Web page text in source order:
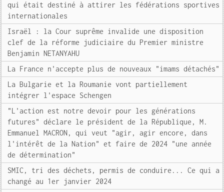
qui était destiné à attirer les fédérations sportives
internationales
Israël : la Cour suprême invalide une disposition
clef de la réforme judiciaire du Premier ministre
Benjamin NETANYAHU
La France n'accepte plus de nouveaux "imams détachés"
La Bulgarie et la Roumanie vont partiellement
intégrer l'espace Schengen
"L'action est notre devoir pour les générations
futures" déclare le président de la République, M.
Emmanuel MACRON, qui veut "agir, agir encore, dans
l'intérêt de la Nation" et faire de 2024 "une année
de détermination"
SMIC, tri des déchets, permis de conduire... Ce qui a
changé au 1er janvier 2024